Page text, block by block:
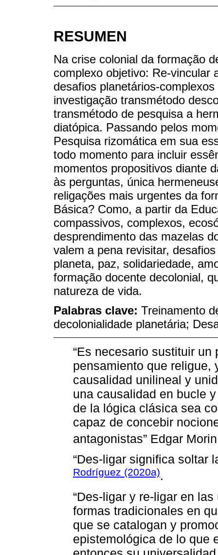
RESUMEN
Na crise colonial da formação
complexo objetivo: Re-vincular
desafios planetários-
investigação transmétodo
transmétodo de pesquisa a
diatópica. Passando pelos
Pesquisa rizomática em sua
todo momento para incluir
momentos propositivos diante
às perguntas, única
religações mais urgentes da
Básica? Como, a partir da
compassivos, complexos,
desprendimento das mazelas
valem a pena revisitar,
planeta, paz, solidariedade,
formação docente decolonial,
natureza de vida.
Palabras clave: Treinamento
decolonialidade planetária;
“Es necesario sustituir
pensamiento que religue,
causalidad unilineal y
una causalidad en bucle
de la lógica clásica sea
capaz de concebir
antagonistas” Edgar
“Des-ligar significa soltar
Rodríguez (2020a).
“Des-ligar y re-ligar en
formas tradicionales en
que se catalogan y
epistemológica de lo que